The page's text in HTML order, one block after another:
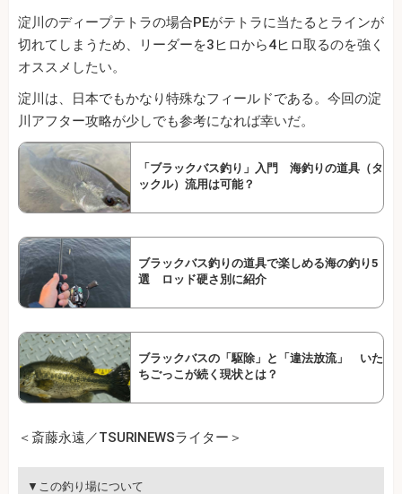
淀川のディープテトラの場合PEがテトラに当たるとラインが
切れてしまうため、リーダーを3ヒロから4ヒロ取るのを強く
オススメしたい。
淀川は、日本でもかなり特殊なフィールドである。今回の淀
川アフター攻略が少しでも参考になれば幸いだ。
「ブラックバス釣り」入門 海釣りの道具（タ
ックル）流用は可能？
ブラックバス釣りの道具で楽しめる海の釣り5
選 ロッド硬さ別に紹介
ブラックバスの「駆除」と「違法放流」 いた
ちごっこが続く現状とは？
＜斎藤永遠／TSURINEWSライター＞
▼この釣り場について